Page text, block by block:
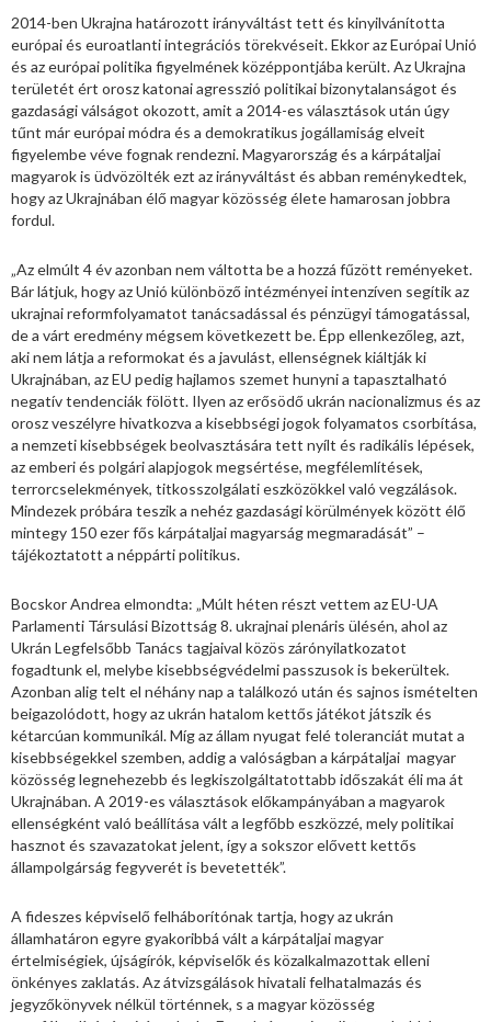
2014-ben Ukrajna határozott irányváltást tett és kinyilvánította
európai és euroatlanti integrációs törekvéseit. Ekkor az Európai Unió
és az európai politika figyelmének középpontjába került. Az Ukrajna
területét ért orosz katonai agresszió politikai bizonytalanságot és
gazdasági válságot okozott, amit a 2014-es választások után úgy
tűnt már európai módra és a demokratikus jogállamiság elveit
figyelembe véve fognak rendezni. Magyarország és a kárpátaljai
magyarok is üdvözölték ezt az irányváltást és abban reménykedtek,
hogy az Ukrajnában élő magyar közösség élete hamarosan jobbra
fordul.
„Az elmúlt 4 év azonban nem váltotta be a hozzá fűzött reményeket.
Bár látjuk, hogy az Unió különböző intézményei intenzíven segítik az
ukrajnai reformfolyamatot tanácsadással és pénzügyi támogatással,
de a várt eredmény mégsem következett be. Épp ellenkezőleg, azt,
aki nem látja a reformokat és a javulást, ellenségnek kiáltják ki
Ukrajnában, az EU pedig hajlamos szemet hunyni a tapasztalható
negatív tendenciák fölött. Ilyen az erősödő ukrán nacionalizmus és az
orosz veszélyre hivatkozva a kisebbségi jogok folyamatos csorbítása,
a nemzeti kisebbségek beolvasztására tett nyílt és radikális lépések,
az emberi és polgári alapjogok megsértése, megfélemlítések,
terrorcselekmények, titkosszolgálati eszközökkel való vegzálások.
Mindezek próbára teszik a nehéz gazdasági körülmények között élő
mintegy 150 ezer fős kárpátaljai magyarság megmaradását” –
tájékoztatott a néppárti politikus.
Bocskor Andrea elmondta: „Múlt héten részt vettem az EU-UA
Parlamenti Társulási Bizottság 8. ukrajnai plenáris ülésén, ahol az
Ukrán Legfelsőbb Tanács tagjaival közös zárónyilatkozatot
fogadtunk el, melybe kisebbségvédelmi passzusok is bekerültek.
Azonban alig telt el néhány nap a találkozó után és sajnos ismételten
beigazolódott, hogy az ukrán hatalom kettős játékot játszik és
kétarcúan kommunikál. Míg az állam nyugat felé toleranciát mutat a
kisebbségekkel szemben, addig a valóságban a kárpátaljai magyar
közösség legnehezebb és legkiszolgáltatottabb időszakát éli ma át
Ukrajnában. A 2019-es választások előkampányában a magyarok
ellenségként való beállítása vált a legfőbb eszközzé, mely politikai
hasznot és szavazatokat jelent, így a sokszor elővett kettős
állampolgárság fegyverét is bevetették”.
A fideszes képviselő felháborítónak tartja, hogy az ukrán
államhatáron egyre gyakoribbá vált a kárpátaljai magyar
értelmiségiek, újságírók, képviselők és közalkalmazottak elleni
önkényes zaklatás. Az átvizsgálások hivatali felhatalmazás és
jegyzőkönyvek nélkül történnek, s a magyar közösség